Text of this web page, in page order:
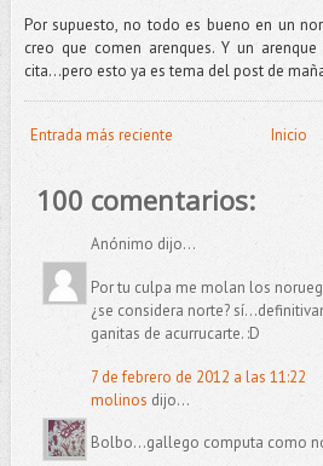
Por supuesto, no todo es bueno en un
creo que comen arenques. Y un
cita…pero esto ya es tema del post de
Entrada más reciente Inicio
100 comentarios:
Anónimo dijo...
Por tu culpa me molan los
¿se considera norte?
ganitas de acurrucarte. :D
7 de febrero de 2012 a las 11:22
molinos dijo...
Bolbo...gallego computa como